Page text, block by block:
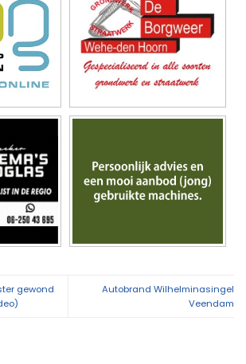
gewond
Autobrand Wilhelminasingel
Veendam